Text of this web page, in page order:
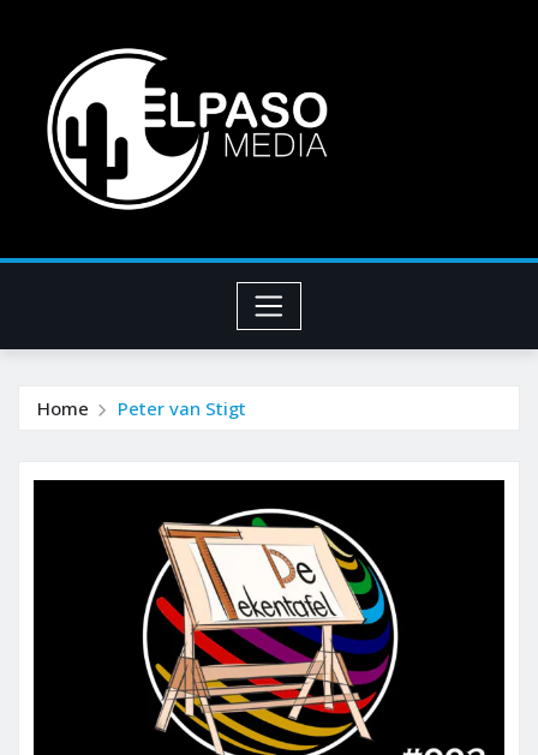
Home Peter van Stigt